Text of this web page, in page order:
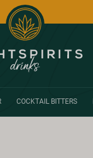
COCKTAIL BITTERS